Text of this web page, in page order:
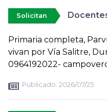
Solicitan
Primaria completa,
vivan por Vía Salitre,
0964192022-
Publicado: 2026/07/25